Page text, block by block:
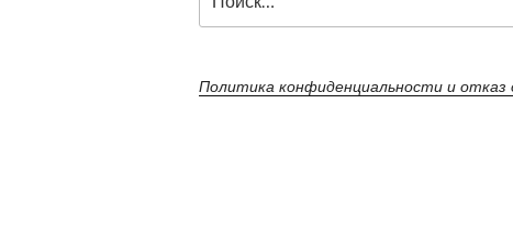
Политика конфиденциальности и